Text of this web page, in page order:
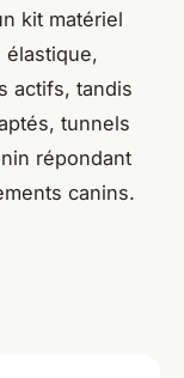
kit matériel
élastique,
actifs, tandis
tunnels
répondant
canins.